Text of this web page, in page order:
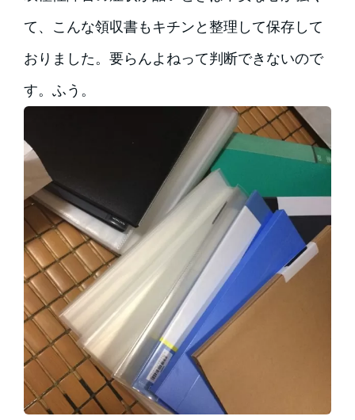
て、こんな領収書もキチンと整理して保存して
おりました。要らんよねって判断できないので
す。ふう。